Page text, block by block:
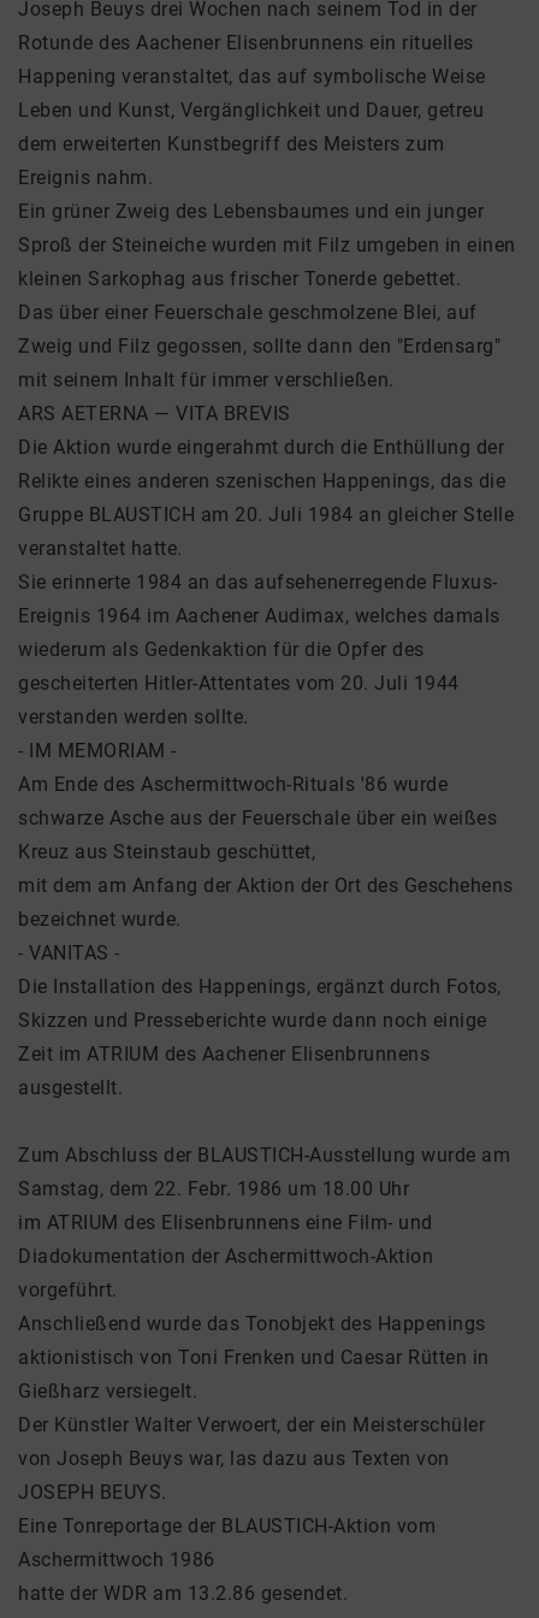
Joseph Beuys drei Wochen nach seinem Tod in der
Rotunde des Aachener Elisenbrunnens ein rituelles
Happening veranstaltet, das auf symbolische Weise
Leben und Kunst, Vergänglichkeit und Dauer, getreu
dem erweiterten Kunstbegriff des Meisters zum
Ereignis nahm.
Ein grüner Zweig des Lebensbaumes und ein junger
Sproß der Steineiche wurden mit Filz umgeben in einen
kleinen Sarkophag aus frischer Tonerde gebettet.
Das über einer Feuerschale geschmolzene Blei, auf
Zweig und Filz gegossen, sollte dann den "Erdensarg"
mit seinem Inhalt für immer verschließen.
ARS AETERNA — VITA BREVIS
Die Aktion wurde eingerahmt durch die Enthüllung der
Relikte eines anderen szenischen Happenings, das die
Gruppe BLAUSTICH am 20. Juli 1984 an gleicher Stelle
veranstaltet hatte.
Sie erinnerte 1984 an das aufsehenerregende Fluxus-
Ereignis 1964 im Aachener Audimax, welches damals
wiederum als Gedenkaktion für die Opfer des
gescheiterten Hitler-Attentates vom 20. Juli 1944
verstanden werden sollte.
- IM MEMORIAM -
Am Ende des Aschermittwoch-Rituals '86 wurde
schwarze Asche aus der Feuerschale über ein weißes
Kreuz aus Steinstaub geschüttet,
mit dem am Anfang der Aktion der Ort des Geschehens
bezeichnet wurde.
- VANITAS -
Die Installation des Happenings, ergänzt durch Fotos,
Skizzen und Presseberichte wurde dann noch einige
Zeit im ATRIUM des Aachener Elisenbrunnens
ausgestellt.
Zum Abschluss der BLAUSTICH-Ausstellung wurde am
Samstag, dem 22. Febr. 1986 um 18.00 Uhr
im ATRIUM des Elisenbrunnens eine Film- und
Diadokumentation der Aschermittwoch-Aktion
vorgeführt.
Anschließend wurde das Tonobjekt des Happenings
aktionistisch von Toni Frenken und Caesar Rütten in
Gießharz versiegelt.
Der Künstler Walter Verwoert, der ein Meisterschüler
von Joseph Beuys war, las dazu aus Texten von
JOSEPH BEUYS.
Eine Tonreportage der BLAUSTICH-Aktion vom
Aschermittwoch 1986
hatte der WDR am 13.2.86 gesendet.